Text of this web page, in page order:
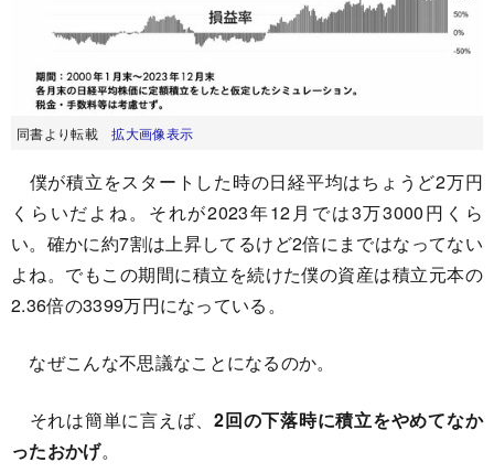
同書より転載拡大画像表示
僕が積立をスタートした時の日経平均はちょうど2万円
くらいだよね。それが2023年12月では3万3000円くら
い。確かに約7割は上昇してるけど2倍にまではなってない
よね。でもこの期間に積立を続けた僕の資産は積立元本の
2.36倍の3399万円になっている。
なぜこんな不思議なことになるのか。
それは簡単に言えば、2回の下落時に積立をやめてなか
ったおかげ。